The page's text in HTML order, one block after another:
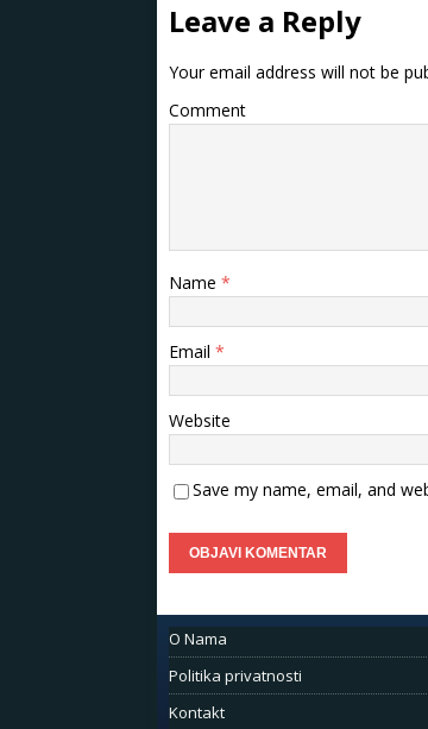
Leave a Reply
Your email address will not be
Comment
Name *
Email *
Website
Save my name, email, and
O Nama
Politika privatnosti
Kontakt